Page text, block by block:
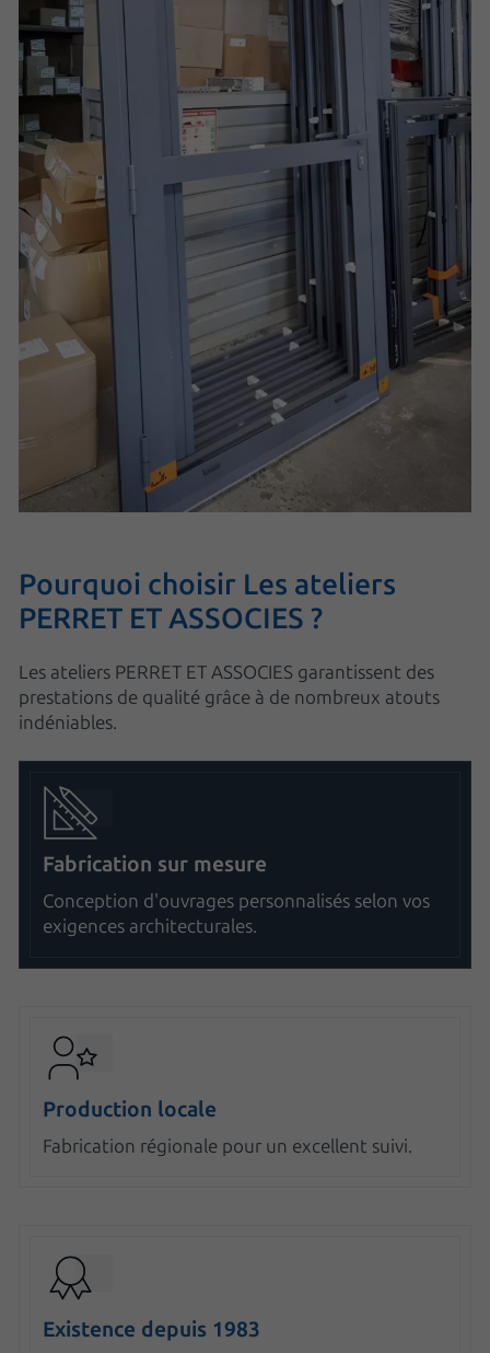
Pourquoi choisir Les ateliers
PERRET ET ASSOCIES ?
Les ateliers PERRET ET ASSOCIES garantissent des
prestations de qualité grâce à de nombreux atouts
indéniables.
Fabrication sur mesure
Conception d'ouvrages personnalisés selon vos
exigences architecturales.
Production locale
Fabrication régionale pour un excellent suivi.
Existence depuis 1983